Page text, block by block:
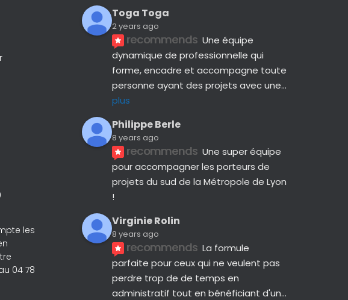
les
04 78
Toga Toga
2 years ago
recommends Une équipe
dynamique de professionnelle qui
forme, encadre et accompagne toute
personne ayant des projets avec une
plus
Philippe Berle
8 years ago
recommends Une super équipe
pour accompagner les porteurs de
projets du sud de la Métropole de Lyon
!
Virginie Rolin
8 years ago
recommends La formule
parfaite pour ceux qui ne veulent pas
perdre trop de de temps en
administratif tout en bénéficiant d'un